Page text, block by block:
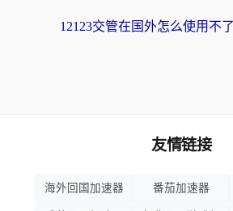
友情链接
海外回国加速器 番茄加速器